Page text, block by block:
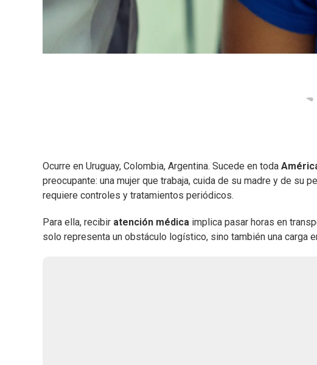
Ocurre en Uruguay, Colombia, Argentina. Sucede en toda
preocupante: una mujer que trabaja, cuida de su madre y de su
requiere controles y tratamientos periódicos.
Para ella, recibir atención médica implica pasar horas en
solo representa un obstáculo logístico, sino también una carga